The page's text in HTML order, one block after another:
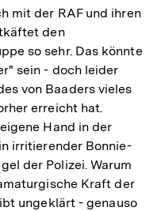
mit der RAF und ihren
den
so sehr. Das könnte
sein - doch leider
von Baaders vieles
erreicht hat.
Hand in der
irritierender Bonnie-
der Polizei. Warum
Kraft der
ungeklärt - genauso